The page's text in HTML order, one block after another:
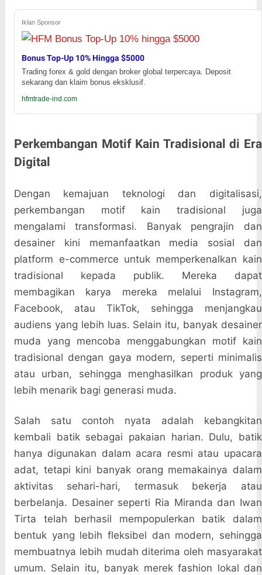
Iklan Sponsor
Bonus Top-Up 10% Hingga $5000
Trading forex & gold dengan broker global terpercaya. Deposit
sekarang dan klaim bonus eksklusif.
hfmtrade-ind.com
Perkembangan Motif Kain Tradisional di Era
Digital
Dengan kemajuan teknologi dan digitalisasi,
perkembangan motif kain tradisional juga
mengalami transformasi. Banyak pengrajin dan
desainer kini memanfaatkan media sosial dan
platform e-commerce untuk memperkenalkan kain
tradisional kepada publik. Mereka dapat
membagikan karya mereka melalui Instagram,
Facebook, atau TikTok, sehingga menjangkau
audiens yang lebih luas. Selain itu, banyak desainer
muda yang mencoba menggabungkan motif kain
tradisional dengan gaya modern, seperti minimalis
atau urban, sehingga menghasilkan produk yang
lebih menarik bagi generasi muda.
Salah satu contoh nyata adalah kebangkitan
kembali batik sebagai pakaian harian. Dulu, batik
hanya digunakan dalam acara resmi atau upacara
adat, tetapi kini banyak orang memakainya dalam
aktivitas sehari-hari, termasuk bekerja atau
berbelanja. Desainer seperti Ria Miranda dan Iwan
Tirta telah berhasil mempopulerkan batik dalam
bentuk yang lebih fleksibel dan modern, sehingga
membuatnya lebih mudah diterima oleh masyarakat
umum. Selain itu, banyak merek fashion lokal dan